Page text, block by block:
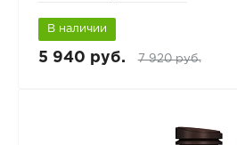
В наличии
5 940 руб. 7 920 руб.